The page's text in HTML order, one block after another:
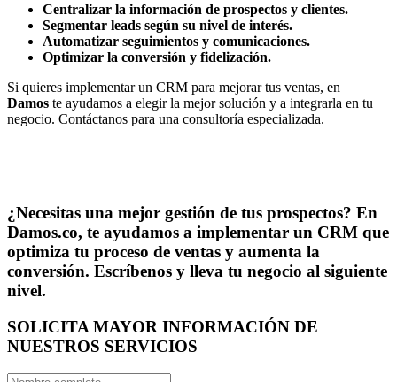
Centralizar la información de prospectos y clientes.
Segmentar leads según su nivel de interés.
Automatizar seguimientos y comunicaciones.
Optimizar la conversión y fidelización.
Si quieres implementar un CRM para mejorar tus ventas, en
Damos te ayudamos a elegir la mejor solución y a integrarla en tu
negocio. Contáctanos para una consultoría especializada.
¿Necesitas una mejor gestión de tus prospectos? En
Damos.co, te ayudamos a implementar un CRM que
optimiza tu proceso de ventas y aumenta la
conversión. Escríbenos y lleva tu negocio al siguiente
nivel.
SOLICITA MAYOR INFORMACIÓN DE
NUESTROS SERVICIOS